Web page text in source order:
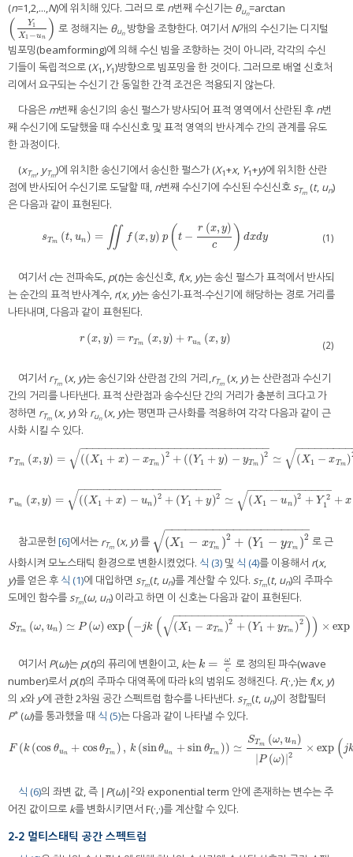
(n=1,2,...,N)에 위치해 있다. 그러므 로 n번째 수신기는 θun=arctan
( Y1
X1 −un )
(Y 1X1−un) 로 정해지는 θun 방향을 조향한다. 여기서 N개의 수신기는 디지털
빔포밍(beamforming)에 의해 수신 빔을 조향하는 것이 아니라, 각각의 수신
기들이 독립적으로 (X1 ,Y1)방향으로 빔포밍을 한 것이다. 그러므로 배열 신호처
리에서 요구되는 수신기 간 동일한 간격 조건은 적용되지 않는다.
다음은 m번째 송신기의 송신 펄스가 방사되어 표적 영역에서 산란된 후 n번
째 수신기에 도달했을 때 수신신호 및 표적 영역의 반사계수 간의 관계를 유도
한 과정이다.
(xTm, yTm)에 위치한 송신기에서 송신한 펄스가 (X1+x, Y1+y)에 위치한 산란
점에 반사되어 수신기로 도달할 때, n번째 수신기에 수신된 수신신호sTm (t, un)
은 다음과 같이 표현된다.
sTm (t, un ) = ∬ f (x, y) p (t −
r (x, y)
c ) dxdy
sT m( un =∬f(x,y)p(t − r( x,y )c)dxdy (1)
여기서 c는 전파속도, p(t)는 송신신호, f(x, y)는 송신 펄스가 표적에서 반사되
는 순간의 표적 반사계수, r(x, y)는 송신기-표적-수신기에 해당하는 경로 거리를
나타내며, 다음과 같이 표현된다.
r (x, y) = rTm (x, y) + run (x, y)
r(x ,y) =rTm(x,y)+ run(x,y ) (2)
여기서 rTm (x, y)는 송신기와 산란점 간의 거리,rTm (x, y) 는 산란점과 수신기
간의 거리를 나타낸다. 표적 산란점과 송수신단 간의 거리가 충분히 크다고 가
정하면 rTm (x, y) 와 run (x, y)는 평면파 근사화를 적용하여 각각 다음과 같이 근
사화 시킬 수 있다.
rTm (x, y) = ((X1 + x) − xTm )2 + ((Y1 + y) − yTm )2
− −
−−−−−−−−−−−−−−−−−−−−−−−−−−−−
√ ≃ (X1 − xTm )
−−−−−−−−−
√
rTm (x, y)= (X 1+x) −xTm )2+((Y 1+y)− yT m)2 ≃ X1 −xTm)2 +(Y 1−yT
run (x, y) = ((X1 + x) − un )2 + (Y1 + y)2
− −
−−−−−−−−−−−−−−−−−−−−−
√ ≃ (X1 − un )2 + Y 2
1
− −
−−−−−−−−−−−
√ + x
run(x ,y)=((X 1+ x)−un )2 +(Y1 +y)2≃ X1 −un)2+Y 12+xcosθun+ ysin
참고문헌 [6]에서는 rTm (x, y) 를 (X1 − xTm )2 + (Y1 − yT m )2
− −
−−−−−−−−−−−−−−−−−−−
√
(X1−xT m)2 +(Y1 −y Tm 2
로 근
사화시켜 모노스태틱 환경으로 변환시켰었다. 식 (3) 및 식 (4)를 이용해서 r(x,
y)를 얻은 후 식 (1)에 대입하면 sTm(t, un)를 계산할 수 있다. sTm(t, un)의 주파수
도메인 함수를sTm(ω, un) 이라고 하면 이 신호는 다음과 같이 표현된다.
STm (ω, un ) ≃ P (ω) exp (−jk ( (X 1 − xTm )2 + (Y1 + yTm )2
− −
−−−−−−−−−−−−−−−−−−−
√ )) × exp
STm(ω,u n )≃P(ω) exp(−jk (X 1−xTm 2+(Y1+yT m) 2)) ×exp
여기서 P(ω)는 p(t)의 퓨리에 변환이고, k는k =
ω
c
k=ω
로 정의된 파수(wave
number)로서 p(t)의 주파수 대역폭에 따라 k의 범위도 정해진다. F(·,·)는 f(x, y)
의 x와 y에 관한 2차원 공간 스펙트럼 함수를 나타낸다. sTm(t, un)이 정합필터
P* (ω)를 통과했을 때 식 (5)는 다음과 같이 나타낼 수 있다.
F (k (cos θun + cosθTm ) , k (sinθun +sin θTm )) ≃
STm (ω, un )
|P (ω) |2
× exp ( j
F(k(cosθun +cosθTm ,k(sinθun+sinθ Tm))≃STm(ω, un )|P(ω ) |2
식 (6)의 좌변 값, 즉 | P(ω)| 2와 exponential term 안에 존재하는 변수는 주
어진 값이므로 k를 변화시키면서 F(·,·)를 계산할 수 있다.
2-2 멀티스태틱 공간 스펙트럼